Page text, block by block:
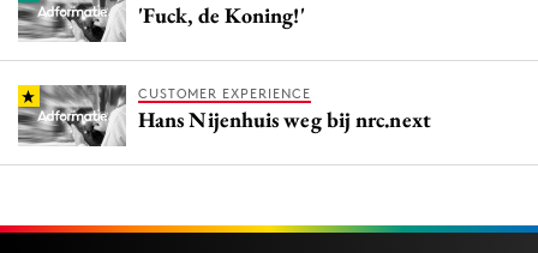
'Fuck, de Koning!'
CUSTOMER EXPERIENCE
Hans Nijenhuis weg bij nrc.next